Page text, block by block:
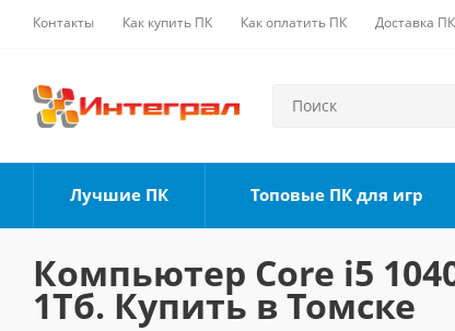
Контакты Как купить ПК Как оплатить ПК Доставка ПК
Лучшие ПК Топовые ПК для игр
Компьютер Core i5
1Тб. Купить в Томске